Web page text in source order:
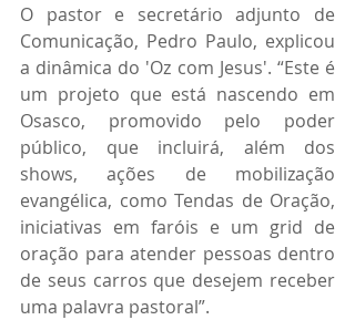
O pastor e secretário adjunto de
Comunicação, Pedro Paulo, explicou
a dinâmica do 'Oz com Jesus'. “Este é
um projeto que está nascendo em
Osasco, promovido pelo poder
público, que incluirá, além dos
shows, ações de mobilização
evangélica, como Tendas de Oração,
iniciativas em faróis e um grid de
oração para atender pessoas dentro
de seus carros que desejem receber
uma palavra pastoral”.